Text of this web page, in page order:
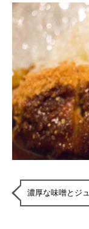
濃厚な味噌とジ